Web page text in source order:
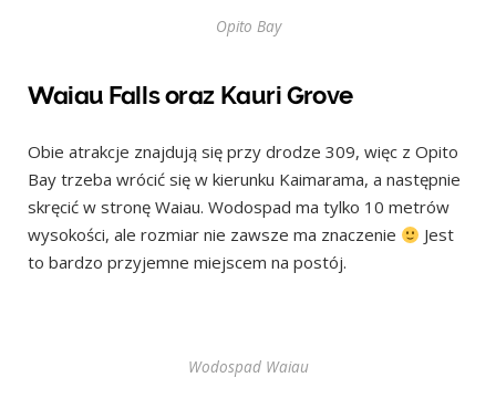
Opito Bay
Waiau Falls oraz Kauri Grove
Obie atrakcje znajdują się przy drodze 309, więc z Opito
Bay trzeba wrócić się w kierunku Kaimarama, a następnie
skręcić w stronę Waiau. Wodospad ma tylko 10 metrów
wysokości, ale rozmiar nie zawsze ma znaczenie
Jest
to bardzo przyjemne miejscem na postój.
Wodospad Waiau